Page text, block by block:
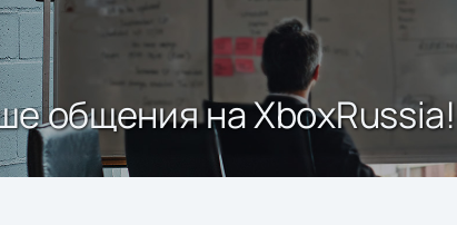
общения на XboxRussia!